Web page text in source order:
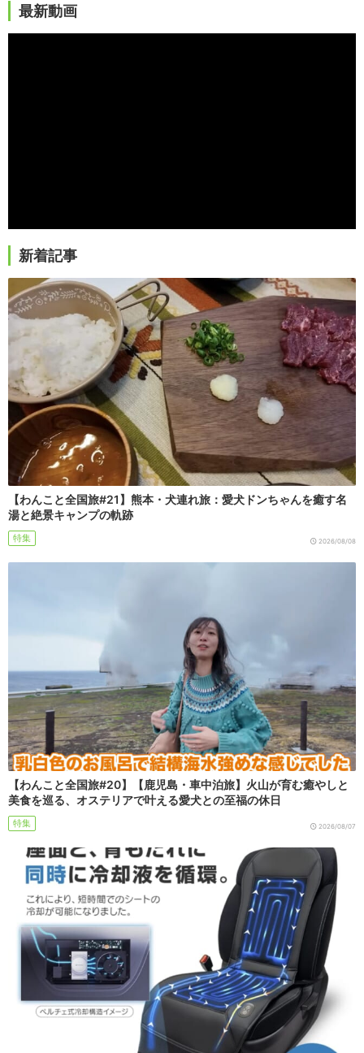
最新動画
新着記事
【わんこと全国旅#21】熊本・犬連れ旅：愛犬ドンちゃんを癒す名
湯と絶景キャンプの軌跡
特集 2026/08/08
【わんこと全国旅#20】【鹿児島・車中泊旅】火山が育む癒やしと
美食を巡る、オステリアで叶える愛犬との至福の休日
特集 2026/08/07